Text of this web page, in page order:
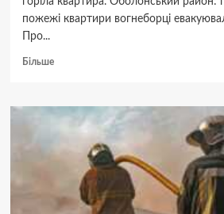
пожежі квартири вогнеборці
Про...
БільшеДокладніше
Києві
проспекті
Володимира
Івасюка
горіла
квартира